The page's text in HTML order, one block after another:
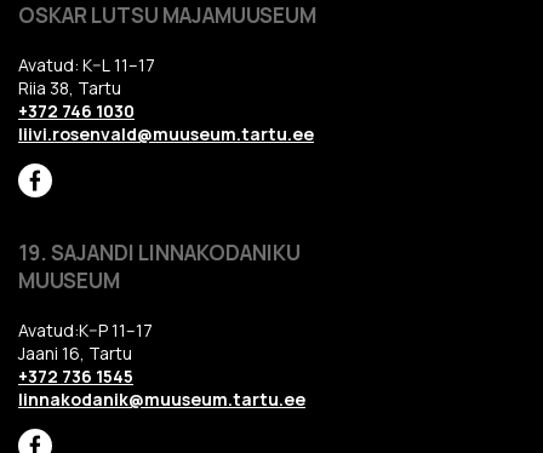
OSKAR LUTSU MAJAMUUSEUM
Avatud: K–L 11–17
Riia 38, Tartu
+372 746 1030
liivi.rosenvald@muuseum.tartu.ee
19. SAJANDI LINNAKODANIKU
MUUSEUM
Avatud:K–P 11–17
Jaani 16, Tartu
+372 736 1545
linnakodanik@muuseum.tartu.ee